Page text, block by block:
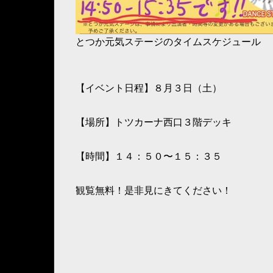
とつか元気ステージのタイムスケジュール
【イベント日程】８月３日（土）
【場所】トツカーナ西口３階デッキ
【時間】１４：５０〜１５：３５
観覧無料！是非見にきてください！